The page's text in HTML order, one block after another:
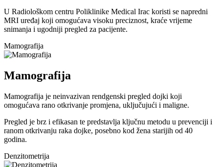
U Radiološkom centru Poliklinike Medical Irac koristi se napredni
MRI uređaj koji omogućava visoku preciznost, kraće vrijeme
snimanja i ugodniji pregled za pacijente.
Mamografija
Mamografija
Mamografija je neinvazivan rendgenski pregled dojki koji
omogućava rano otkrivanje promjena, uključujući i maligne.
Pregled je brz i efikasan te predstavlja ključnu metodu u prevenciji i
ranom otkrivanju raka dojke, posebno kod žena starijih od 40
godina.
Denzitometrija